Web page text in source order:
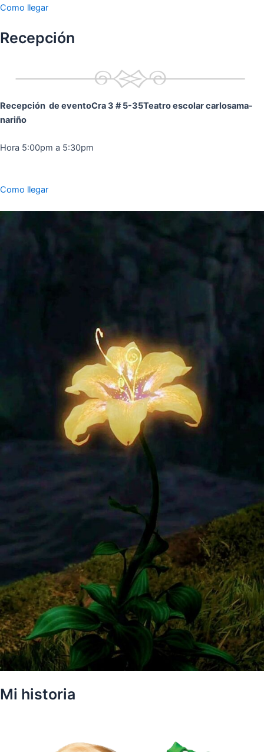
Como llegar
Recepción
Recepción de eventoCra 3 # 5-35Teatro escolar carlosama-
nariño
Hora 5:00pm a 5:30pm
Como llegar
Mi historia